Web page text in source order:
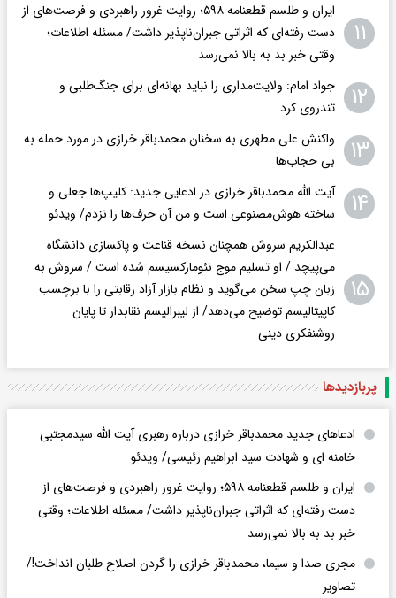
۱۱
ایران و طلسم قطعنامه ۵۹۸؛ روایت غرور راهبردی و فرصت‌های از
دست رفته‌ای که اثراتی جبران‌ناپذیر داشت/ مسئله اطلاعات؛
وقتی خبر بد به بالا نمی‌رسد
۱۲
جواد امام: ولایت‌مداری را نباید بهانه‌ای برای جنگ‌طلبی و
تندروی کرد
۱۳
واکنش علی مطهری به سخنان محمدباقر خرازی در مورد حمله به
بی حجاب‌ها
۱۴
آیت الله محمدباقر خرازی در ادعایی جدید: کلیپ‌ها جعلی و
ساخته هوش‌مصنوعی است و من آن حرف‌ها را نزدم/ ویدئو
۱۵
عبدالکریم سروش همچنان نسخه قناعت و پاکسازی دانشگاه
می‌پیچد / او تسلیم موج نئومارکسیسم شده است / سروش به
زبان چپ سخن می‌گوید و نظام بازار آزاد رقابتی را با برچسب
کاپیتالیسم توضیح می‌دهد/ از لیبرالیسم نقابدار تا پایان
روشنفکری دینی
پربازدید‌ها
ادعاهای جدید محمدباقر خرازی درباره رهبری آیت الله سیدمجتبی
خامنه ای و شهادت سید ابراهیم رئیسی/ ویدئو
ایران و طلسم قطعنامه ۵۹۸؛ روایت غرور راهبردی و فرصت‌های از
دست رفته‌ای که اثراتی جبران‌ناپذیر داشت/ مسئله اطلاعات؛ وقتی
خبر بد به بالا نمی‌رسد
مجری صدا و سیما، محمدباقر خرازی را گردن اصلاح طلبان انداخت!/
تصاویر